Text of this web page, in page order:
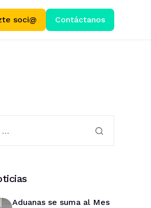
soci@ Contáctanos
Aduanas se suma al Mes